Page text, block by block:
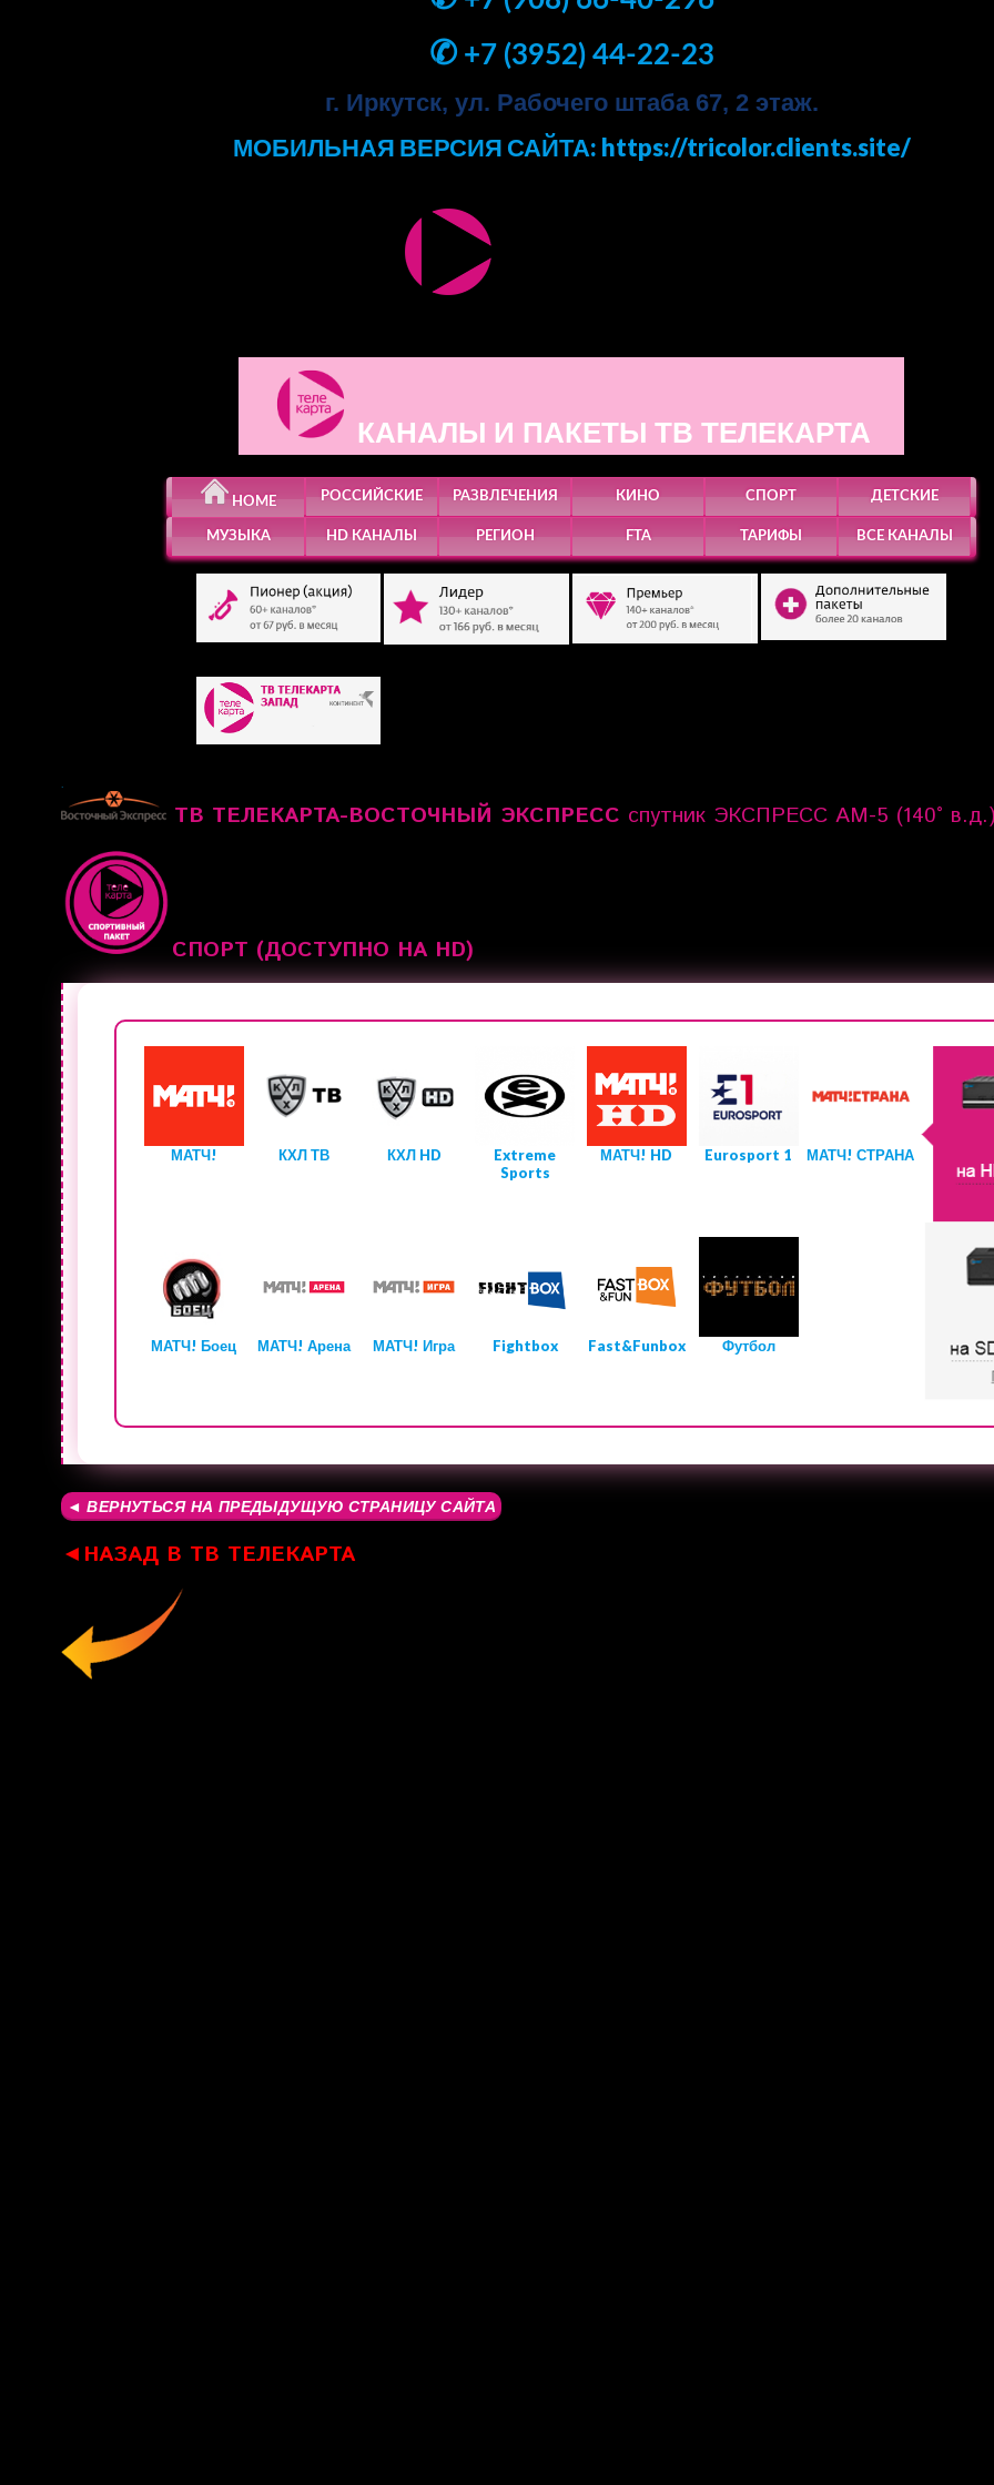
✆+7 (3952) 44-22-23
г. Иркутск, ул. Рабочего штаба 67, 2 этаж.
МОБИЛЬНАЯ ВЕРСИЯ САЙТА: https://tricolor.clients.site/
КАНАЛЫ И ПАКЕТЫ ТВ ТЕЛЕКАРТА
HOME РОССИЙСКИЕ РАЗВЛЕЧЕНИЯ КИНО СПОРТ ДЕТСКИЕ
МУЗЫКА HD КАНАЛЫ РЕГИОН FTA ТАРИФЫ ВСЕ КАНАЛЫ
.
ТВ ТЕЛЕКАРТА-ВОСТОЧНЫЙ ЭКСПРЕСС спутник ЭКСПРЕСС АМ-5 (140°
СПОРТ (ДОСТУПНО НА HD)
МАТЧ! КХЛ ТВ КХЛ HD
Extreme
Sports
МАТЧ! HD Eurosport 1 МАТЧ! СТРАНА
МАТЧ! Боец МАТЧ! Арена МАТЧ! Игра Fightbox Fast&Funbox Футбол
◄ НАЗАД В ТВ ТЕЛЕКАРТА